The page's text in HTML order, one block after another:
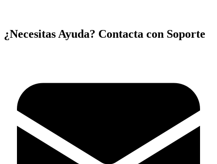
¿Necesitas Ayuda? Contacta con Soporte